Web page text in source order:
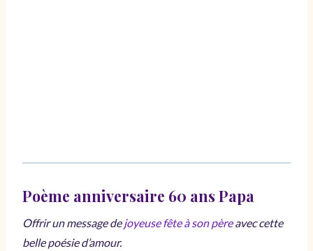
Poème anniversaire 60 ans Papa
Offrir un message de joyeuse fête à son pèreavec cette
belle poésie d’amour.